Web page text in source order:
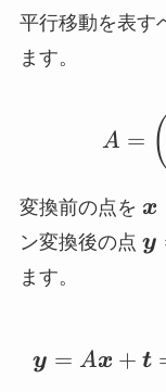
平行移動を表す
ます。
A = (
変換前の点を
=
x
ン変換後の点 y
ます。
y = Ax + t